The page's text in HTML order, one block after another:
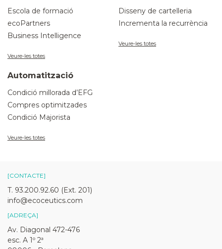
Escola de formació
ecoPartners
Business Intelligence
Veure-les totes
Disseny de cartelleria
Incrementa la recurrència
Veure-les totes
Automatització
Condició millorada d’EFG
Compres optimitzades
Condició Majorista
Veure-les totes
[CONTACTE]
T. 93.200.92.60 (Ext. 201)
info@ecoceutics.com
[ADREÇA]
Av. Diagonal 472-476
esc. A 1º 2ª